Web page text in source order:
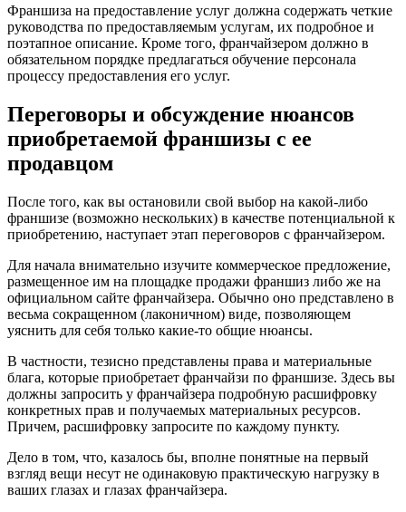
Франшиза на предоставление услуг должна содержать четкие
руководства по предоставляемым услугам, их подробное и
поэтапное описание. Кроме того, франчайзером должно в
обязательном порядке предлагаться обучение персонала
процессу предоставления его услуг.
Переговоры и обсуждение нюансов
приобретаемой франшизы с ее
продавцом
После того, как вы остановили свой выбор на какой-либо
франшизе (возможно нескольких) в качестве потенциальной к
приобретению, наступает этап переговоров с франчайзером.
Для начала внимательно изучите коммерческое предложение,
размещенное им на площадке продажи франшиз либо же на
официальном сайте франчайзера. Обычно оно представлено в
весьма сокращенном (лаконичном) виде, позволяющем
уяснить для себя только какие-то общие нюансы.
В частности, тезисно представлены права и материальные
блага, которые приобретает франчайзи по франшизе. Здесь вы
должны запросить у франчайзера подробную расшифровку
конкретных прав и получаемых материальных ресурсов.
Причем, расшифровку запросите по каждому пункту.
Дело в том, что, казалось бы, вполне понятные на первый
взгляд вещи несут не одинаковую практическую нагрузку в
ваших глазах и глазах франчайзера.